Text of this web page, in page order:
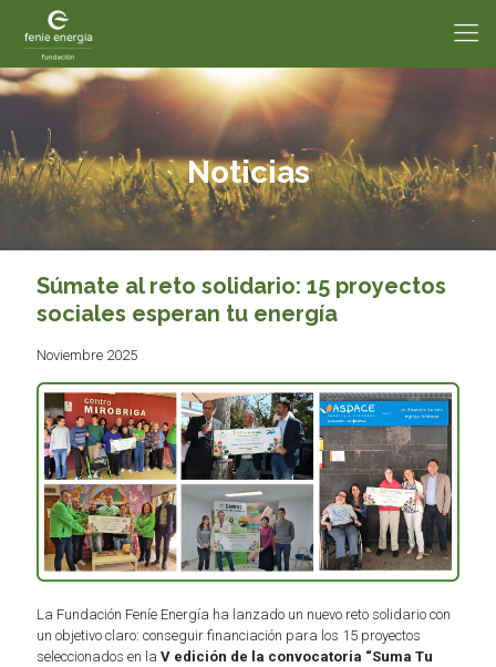
Noticias
Súmate al reto solidario: 15 proyectos
sociales esperan tu energía
Noviembre 2025
La Fundación Feníe Energía ha lanzado un nuevo reto solidario con
un objetivo claro: conseguir financiación para los 15 proyectos
seleccionados en la V edición de la convocatoria “Suma Tu